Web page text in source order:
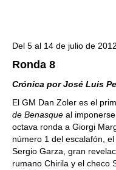
Del 5 al 14 de julio de
Ronda 8
Crónica por José Luis
El GM Dan Zoler es el
de Benasque al
octava ronda a Giorgi
número 1 del escalafón,
Sergio Garza, gran
rumano Chirila y el checo